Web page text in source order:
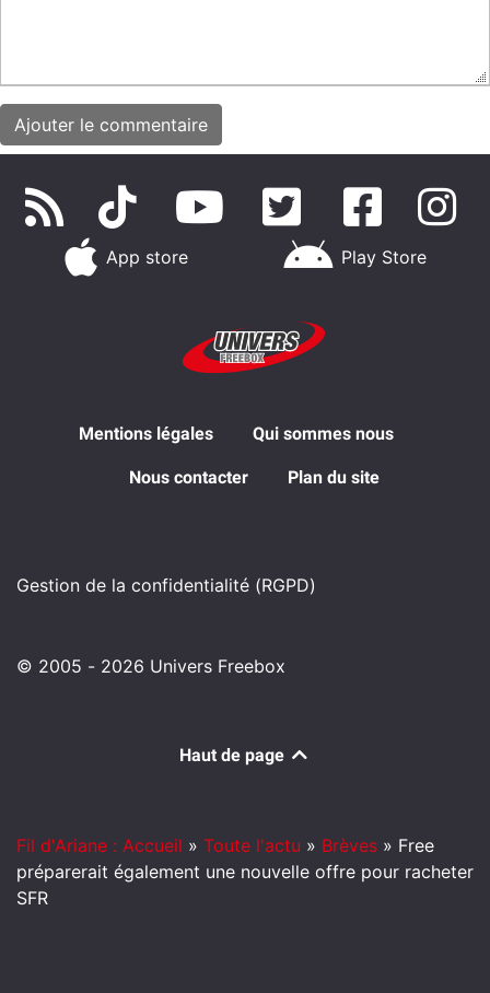
App store Play Store
Mentions légales Qui sommes nous
Nous contacter Plan du site
Gestion de la confidentialité (RGPD)
© 2005 - 2026 Univers Freebox
Haut de page
Fil d'Ariane : Accueil » Toute l'actu » Brèves » Free
préparerait également une nouvelle offre pour racheter
SFR